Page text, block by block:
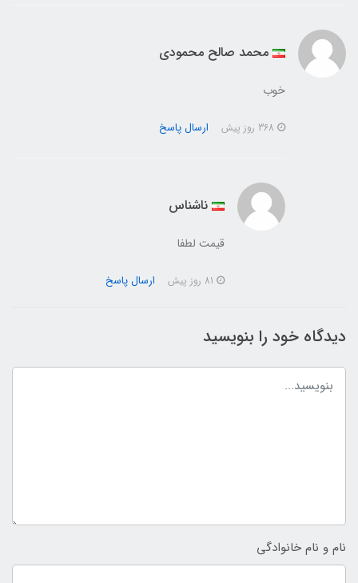
محمد صالح محمودی
خوب
ارسال پاسخ
ناشناس
قیمت لطفا
ارسال پاسخ
دیدگاه خود را بنویسید
نام و نام خانوادگی